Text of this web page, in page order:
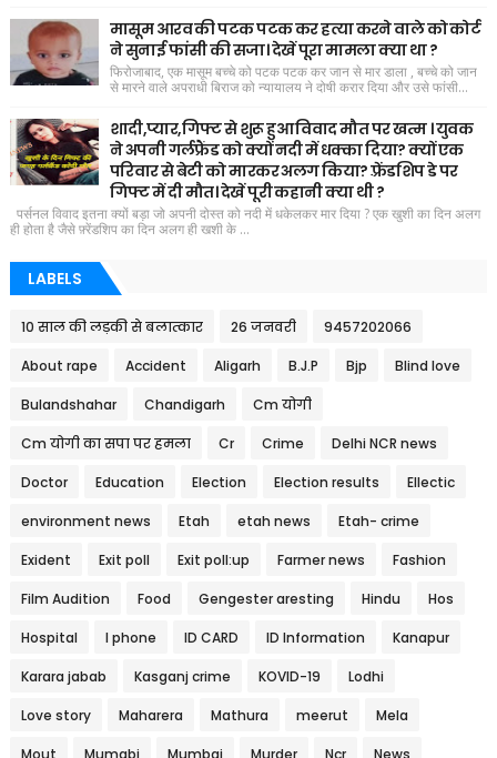
मासूम आरव की पटक पटक कर हत्या करने वाले को कोर्ट
ने सुनाई फांसी की सजा। देखें पूरा मामला क्या था ?
फिरोजाबाद, एक मासूम बच्चे को पटक पटक कर जान से मार डाला , बच्चे को जान
से मारने वाले अपराधी बिराज को न्यायालय ने दोषी करार दिया और उसे फांसी...
शादी,प्यार,गिफ्ट से शुरू हुआ विवाद मौत पर खत्म । युवक
ने अपनी गर्लफ्रैंड को क्यों नदी में धक्का दिया? क्यों एक
परिवार से बेटी को मारकर अलग किया? फ़्रेंडशिप डे पर
गिफ्ट में दी मौत। देखें पूरी कहानी क्या थी ?
पर्सनल विवाद इतना क्यों बड़ा जो अपनी दोस्त को नदी में धकेलकर मार दिया ? एक खुशी का दिन अलग
ही होता है जैसे फ़्रेंडशिप का दिन अलग ही खशी के ...
LABELS
10 साल की लड़की से बलात्कार 26 जनवरी 9457202066
About rape Accident Aligarh B.J.P Bjp Blind love
Bulandshahar Chandigarh Cm योगी
Cm योगी का सपा पर हमला Cr Crime Delhi NCR news
Doctor Education Election Election results Ellectic
environment news Etah etah news Etah- crime
Exident Exit poll Exit poll:up Farmer news Fashion
Film Audition Food Gengester aresting Hindu Hos
Hospital I phone ID CARD ID Information Kanapur
Karara jabab Kasganj crime KOVID-19 Lodhi
Love story Maharera Mathura meerut Mela